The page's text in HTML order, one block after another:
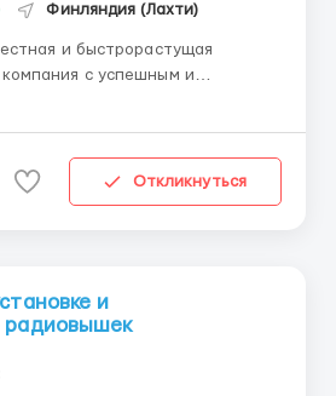
Финляндия (Лахти)
и быстрорастущая
с успешным и
опытом в своей области.
и сферах деятельности,
расположенных в Финляндии. В наст...
Откликнуться
и
радиовышек